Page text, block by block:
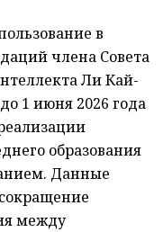
в
члена Совета
Ли Кай-
1 июня 2026 года
образования
Данные
между